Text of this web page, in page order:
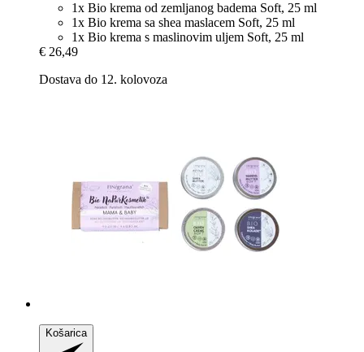
1x Bio krema od zemljanog badema Soft, 25 ml
1x Bio krema sa shea maslacem Soft, 25 ml
1x Bio krema s maslinovim uljem Soft, 25 ml
€ 26,49
Dostava do 12. kolovoza
Košarica